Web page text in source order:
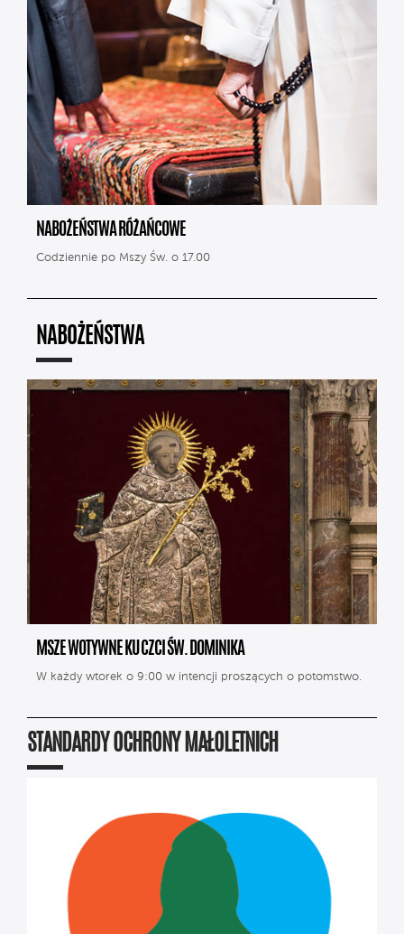
NABOŻEŃSTWA RÓŻAŃCOWE
Codziennie po Mszy Św. o 17.00
NABOŻEŃSTWA
MSZE WOTYWNE KU CZCI ŚW. DOMINIKA
W każdy wtorek o 9:00 w intencji proszących o potomstwo.
STANDARDY OCHRONY MAŁOLETNICH